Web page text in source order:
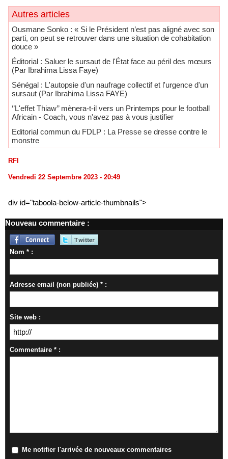
Autres articles
Ousmane Sonko : « Si le Président n’est pas aligné avec son
parti, on peut se retrouver dans une situation de cohabitation
douce »
Éditorial : Saluer le sursaut de l'État face au péril des mœurs
(Par Ibrahima Lissa Faye)
Sénégal : L'autopsie d'un naufrage collectif et l'urgence d'un
sursaut (Par Ibrahima Lissa FAYE)
‘’L'effet Thiaw’’ mènera-t-il vers un Printemps pour le football
Africain - Coach, vous n'avez pas à vous justifier
Editorial commun du FDLP : La Presse se dresse contre le
monstre
RFI
Vendredi 22 Septembre 2023 - 20:49
div id="taboola-below-article-thumbnails">
Nouveau commentaire :
Nom * :
Adresse email (non publiée) * :
Site web :
Commentaire * :
Me notifier l'arrivée de nouveaux commentaires